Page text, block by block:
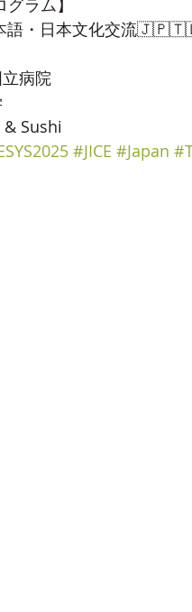
グラム】
語・日本文化交流
病院
& Sushi
#JICE #Japan